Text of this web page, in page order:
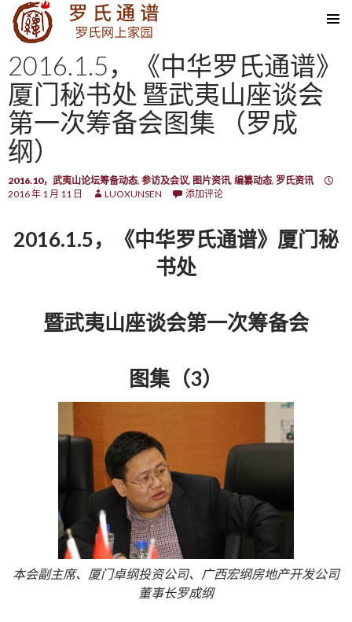
SKIP TO CONTENT
2016.1.5，《中华罗氏通谱》
厦门秘书处 暨武夷山座谈会
第一次筹备会图集 （罗成
纲）
2016.10，武夷山论坛筹备动态, 参访及会议, 图片资讯, 编纂动态, 罗氏资讯
2016 年 1 月 11 日
LUOXUNSEN 添加评论
2016.1.5，《中华罗氏通谱》厦门秘
书处
暨武夷山座谈会第一次筹备会
图集（3）
本会副主席、厦门卓纲投资公司、广西宏纲房地产开发公司
董事长罗成纲